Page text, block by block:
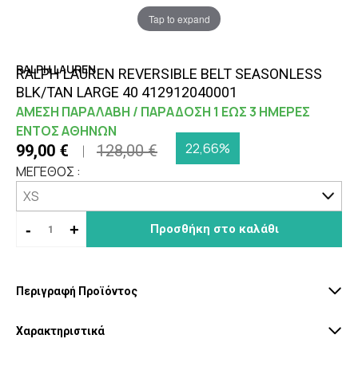
Tap to expand
RALPH LAUREN
RALPH LAUREN REVERSIBLE BELT SEASONLESS
BLK/TAN LARGE 40 412912040001
ΑΜΕΣΗ ΠΑΡΑΛΑΒΗ / ΠΑΡΑΔΟΣΗ 1 ΕΩΣ 3 ΗΜΕΡΕΣ
ΕΝΤΟΣ ΑΘΗΝΩΝ
99,00 € 128,00 €
22,66%
ΜΕΓΕΘΟΣ :
- + Προσθήκη στο καλάθι
Περιγραφή Προϊόντος
Χαρακτηριστικά